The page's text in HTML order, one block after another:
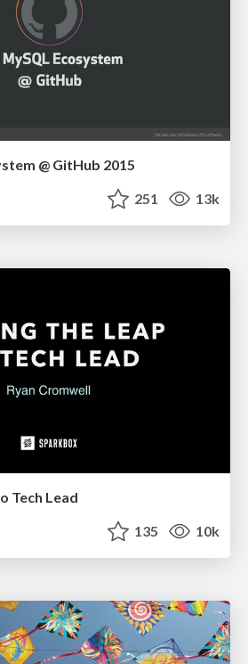
@ GitHub 2015
251 13k
Tech Lead
135 10k